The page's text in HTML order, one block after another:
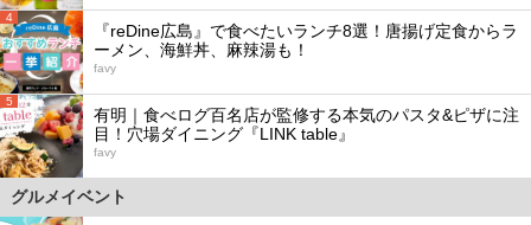
4
『reDine広島』で食べたいランチ8選！唐揚げ定食からラ
ーメン、海鮮丼、麻辣湯も！
favy
5
有明｜食べログ百名店が監修する本気のパスタ&ピザに注
目！穴場ダイニング『LINK table』
favy
グルメイベント